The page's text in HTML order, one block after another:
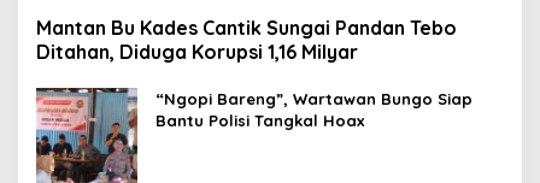
Mantan Bu Kades Cantik Sungai Pandan Tebo
Ditahan, Diduga Korupsi 1,16 Milyar
“Ngopi Bareng”, Wartawan Bungo Siap
Bantu Polisi Tangkal Hoax